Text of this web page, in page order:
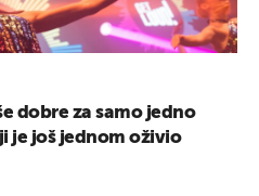
dobre za samo jedno
je još jednom oživio